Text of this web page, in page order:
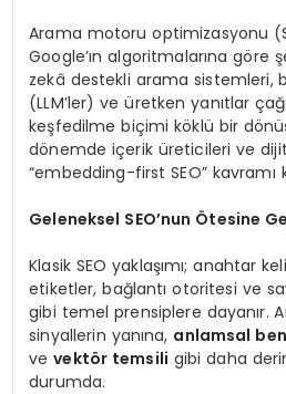
Arama motoru optimizasyonu
Google’ın algoritmalarına göre
zekâ destekli arama sistemleri,
(LLM’ler) ve üretken yanıtlar
keşfedilme biçimi köklü bir
dönemde içerik üreticileri ve
“embedding-first SEO” kavramı
Geleneksel SEO’nun Ötesine
Klasik SEO yaklaşımı; anahtar
etiketler, bağlantı otoritesi ve
gibi temel prensiplere dayanır.
sinyallerin yanına, anlamsal
vevektör temsili gibi daha
durumda.